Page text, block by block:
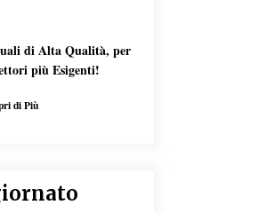
di Alta Qualità, per
più Esigenti!
di Più